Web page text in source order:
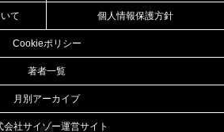
て 個人情報保護方針
Cookieポリシー
著者一覧
月別アーカイブ
会社サイゾー運営サイト